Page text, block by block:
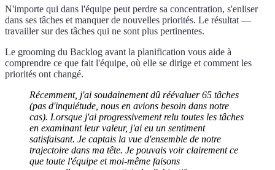
N'importe qui dans l'équipe peut perdre sa concentration, s'enliser
dans ses tâches et manquer de nouvelles priorités. Le résultat —
travailler sur des tâches qui ne sont plus pertinentes.
Le grooming du Backlog avant la planification vous aide à
comprendre ce que fait l'équipe, où elle se dirige et comment les
priorités ont changé.
Récemment, j'ai soudainement dû réévaluer 65 tâches
(pas d'inquiétude, nous en avions besoin dans notre
cas). Lorsque j'ai progressivement relu toutes les tâches
en examinant leur valeur, j'ai eu un sentiment
satisfaisant. Je captais la vue d'ensemble de notre
trajectoire dans ma tête. Je pouvais voir clairement ce
que toute l'équipe et moi-même faisons